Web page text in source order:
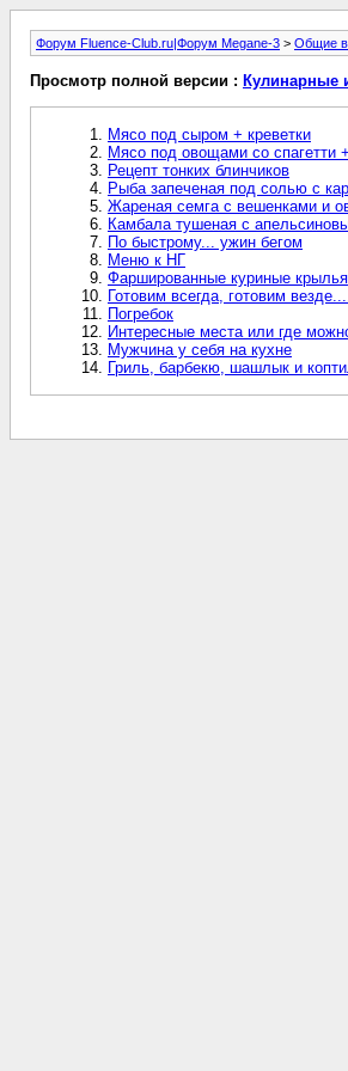
Форум Fluence-Club.ru|Форум Megane-3 > Общие
Просмотр полной версии : Кулинарные
Мясо под сыром + креветки
Мясо под овощами со спагетти
Рецепт тонких блинчиков
Рыба запеченая под солью с
Жареная семга с вешенками и
Камбала тушеная с
По быстрому... ужин бегом
Меню к НГ
Фаршированные куриные крылья
Готовим всегда, готовим
Погребок
Интересные места или где
Мужчина у себя на кухне
Гриль, барбекю, шашлык и